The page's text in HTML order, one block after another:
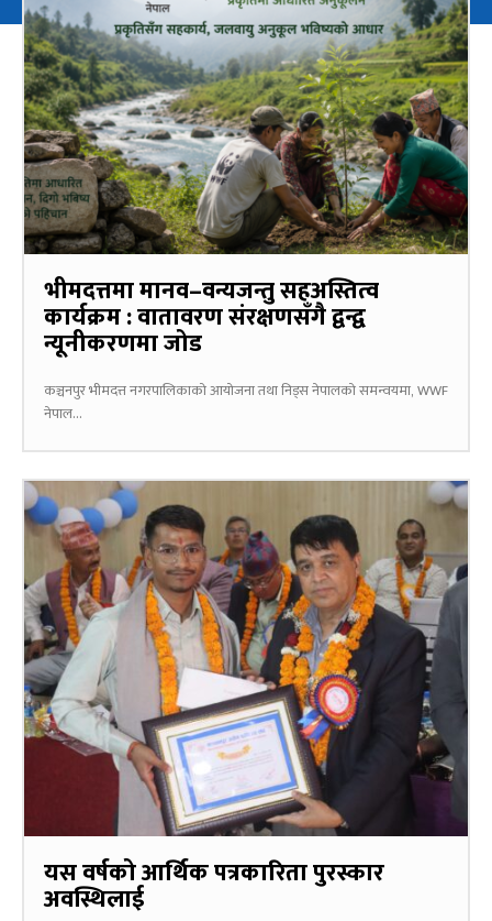
भीमदत्तमा मानव–वन्यजन्तु सहअस्तित्व
कार्यक्रम : वातावरण संरक्षणसँगै द्वन्द्व
न्यूनीकरणमा जोड
कञ्चनपुर भीमदत्त नगरपालिकाको आयोजना तथा निड्स नेपालको समन्वयमा, WWF
नेपाल...
यस वर्षको आर्थिक पत्रकारिता पुरस्कार
अवस्थिलाई